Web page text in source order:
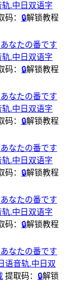
.中日双语字
码： 🔒解锁教程
なたの番です
.中日双语字
码： 🔒解锁教程
なたの番です
.中日双语字
码： 🔒解锁教程
なたの番です
.中日双语字
码： 🔒解锁教程
なたの番です
.中日双语字
码： 🔒解锁教程
なたの番です
语音轨.中日双
提取码： 🔒解锁